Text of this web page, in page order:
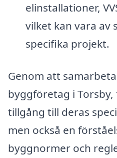
elinstallationer,
vilket kan vara av
specifika projekt.
Genom att
byggföretag i
tillgång till deras
men också en
byggnormer och